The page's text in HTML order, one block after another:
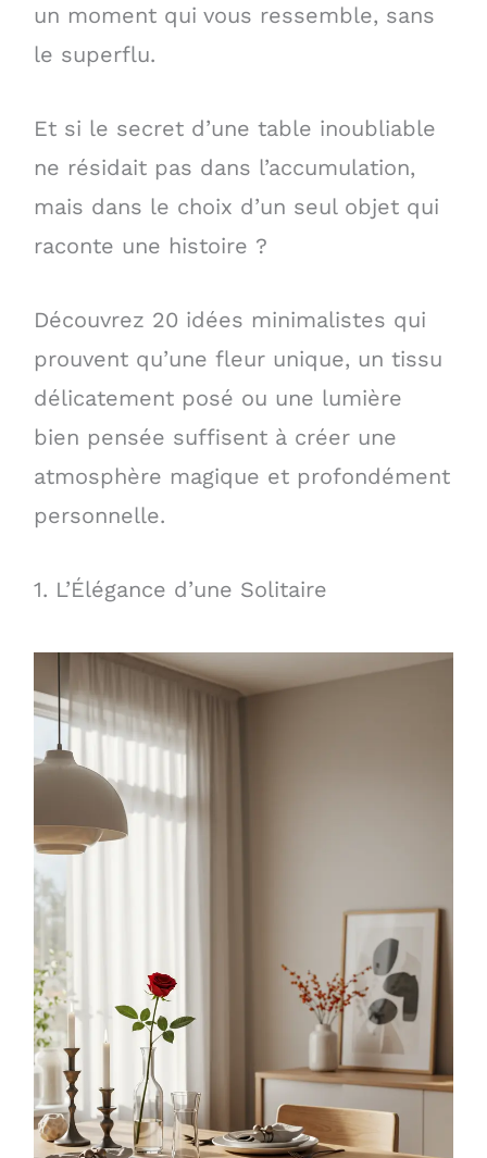
un moment qui vous ressemble, sans
le superflu.
Et si le secret d’une table inoubliable
ne résidait pas dans l’accumulation,
mais dans le choix d’un seul objet qui
raconte une histoire ?
Découvrez 20 idées minimalistes qui
prouvent qu’une fleur unique, un tissu
délicatement posé ou une lumière
bien pensée suffisent à créer une
atmosphère magique et profondément
personnelle.
1. L’Élégance d’une Solitaire